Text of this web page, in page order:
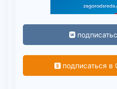
подписаться в